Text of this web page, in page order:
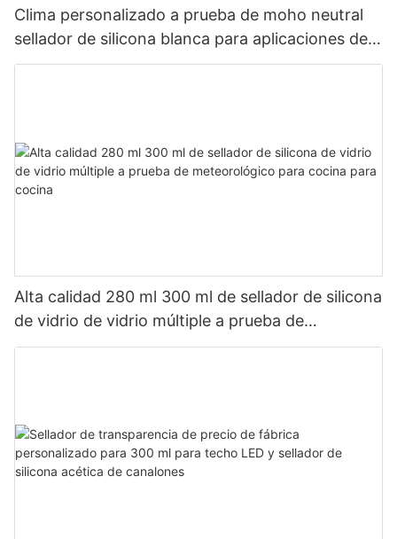
Clima personalizado a prueba de moho neutral
sellador de silicona blanca para aplicaciones de
baño de cocina
Alta calidad 280 ml 300 ml de sellador de silicona
de vidrio de vidrio múltiple a prueba de
meteorológico para cocina para cocina